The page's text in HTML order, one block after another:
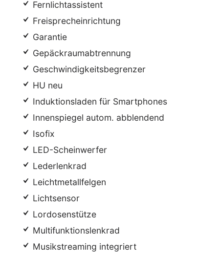
Fernlichtassistent
Freisprecheinrichtung
Garantie
Gepäckraumabtrennung
Geschwindigkeitsbegrenzer
HU neu
Induktionsladen für Smartphones
Innenspiegel autom. abblendend
Isofix
LED-Scheinwerfer
Lederlenkrad
Leichtmetallfelgen
Lichtsensor
Lordosenstütze
Multifunktionslenkrad
Musikstreaming integriert